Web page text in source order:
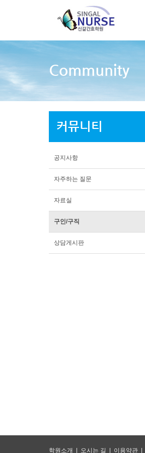
Community
커뮤니티
공지사항
자주하는 질문
자료실
구인/구직
상담게시판
학원소개 오시는 길 이용약관